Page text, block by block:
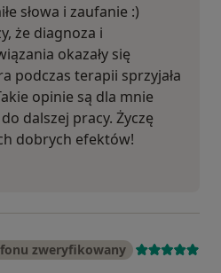
słowa i zaufanie :)
że diagnoza i
okazały się
podczas terapii sprzyjała
opinie są dla mnie
dalszej pracy. Życzę
dobrych efektów!
zweryfikowany